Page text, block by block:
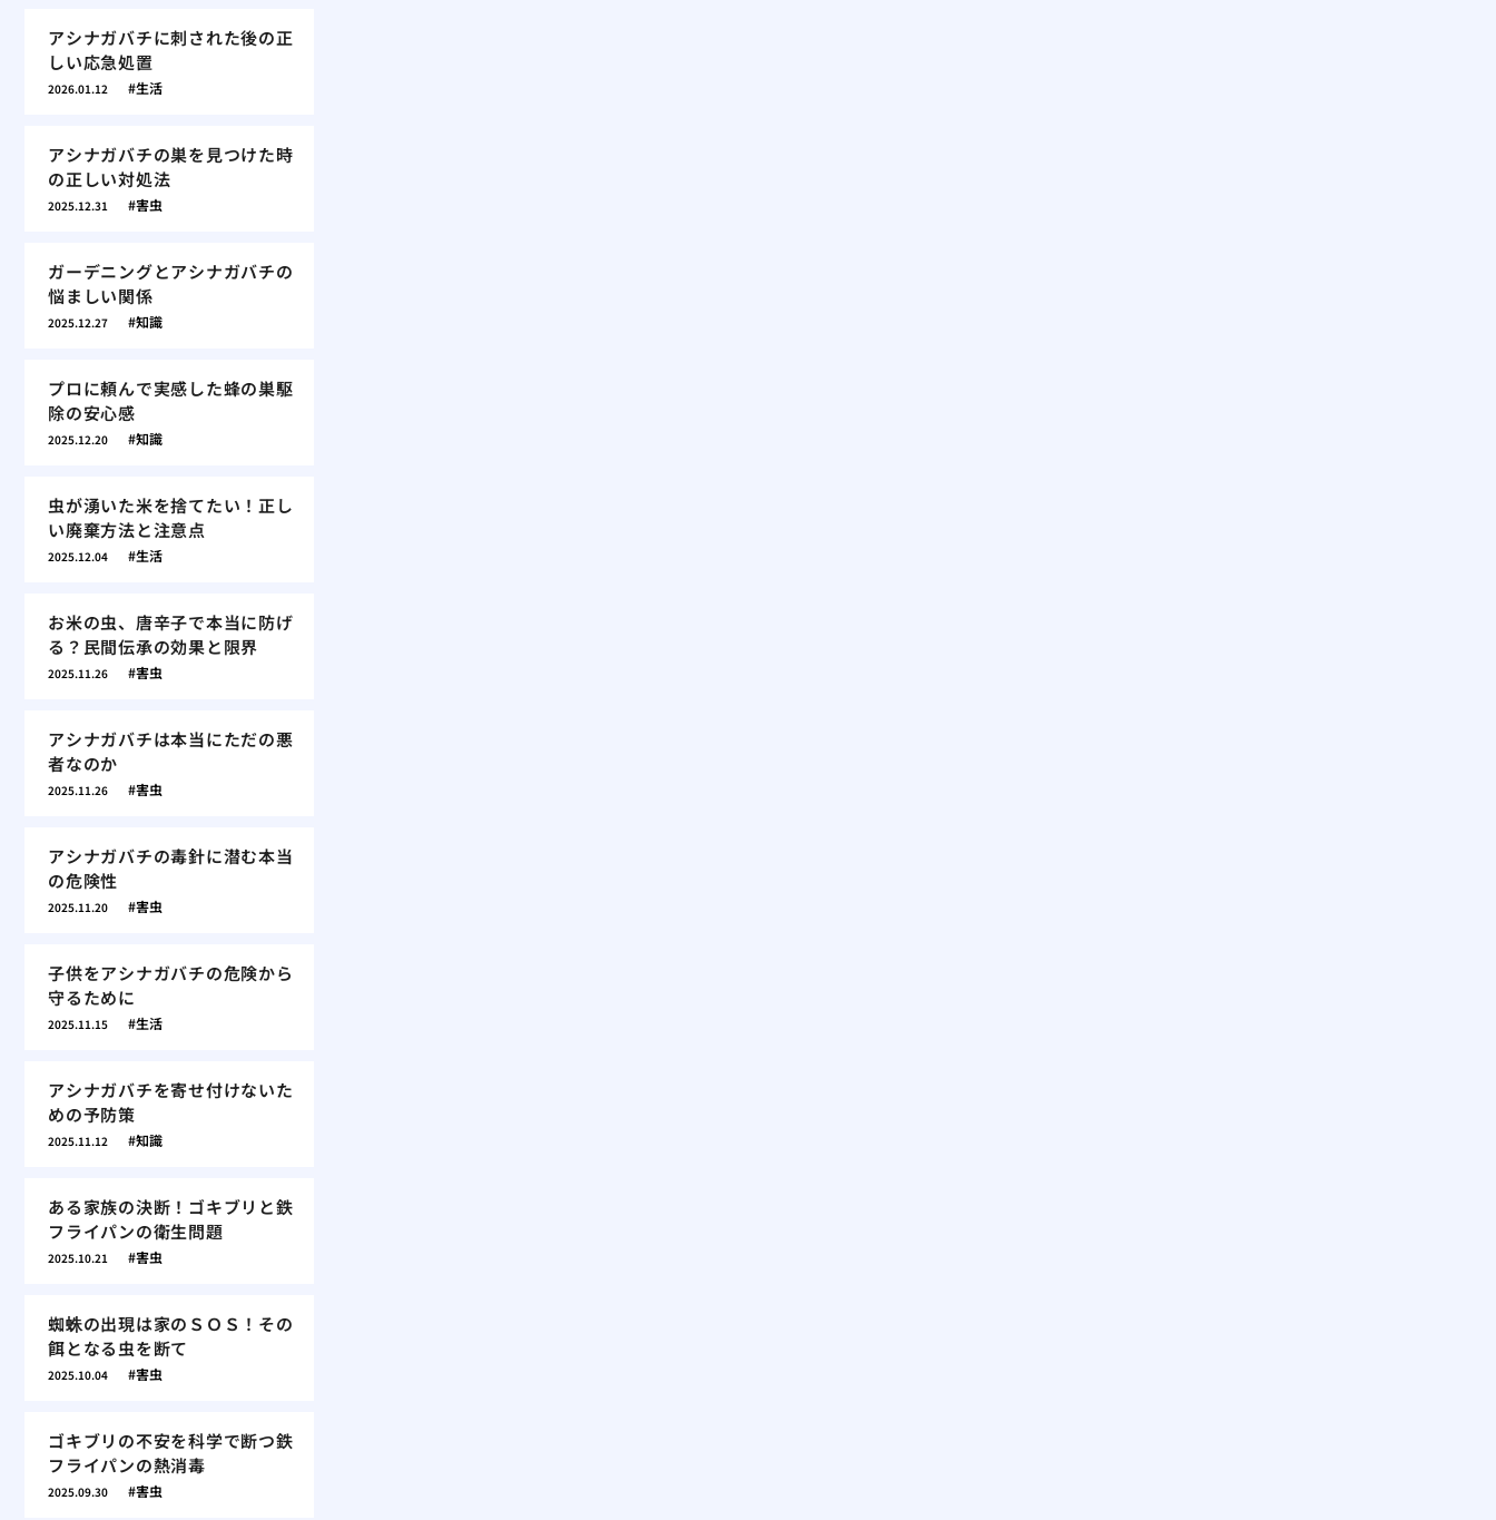
アシナガバチに刺された後の正
しい応急処置
2026.01.12 生活
アシナガバチの巣を見つけた時
の正しい対処法
2025.12.31 害虫
ガーデニングとアシナガバチの
悩ましい関係
2025.12.27 知識
プロに頼んで実感した蜂の巣駆
除の安心感
2025.12.20 知識
虫が湧いた米を捨てたい！正し
い廃棄方法と注意点
2025.12.04 生活
お米の虫、唐辛子で本当に防げ
る？民間伝承の効果と限界
2025.11.26 害虫
アシナガバチは本当にただの悪
者なのか
2025.11.26 害虫
アシナガバチの毒針に潜む本当
の危険性
2025.11.20 害虫
子供をアシナガバチの危険から
守るために
2025.11.15 生活
アシナガバチを寄せ付けないた
めの予防策
2025.11.12 知識
ある家族の決断！ゴキブリと鉄
フライパンの衛生問題
2025.10.21 害虫
蜘蛛の出現は家のＳＯＳ！その
餌となる虫を断て
2025.10.04 害虫
ゴキブリの不安を科学で断つ鉄
フライパンの熱消毒
2025.09.30 害虫